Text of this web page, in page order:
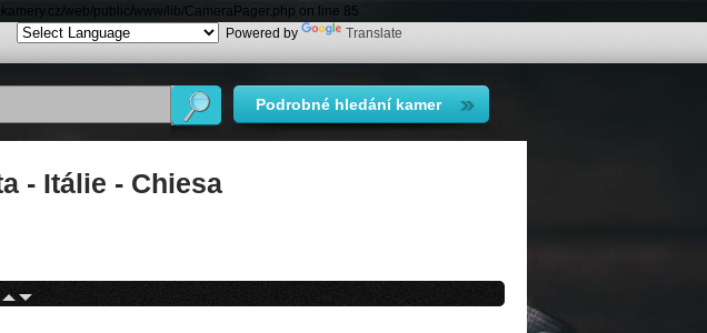
web/public/www/lib/CameraPager.php on line 85
Powered by Translate
Podrobné hledání kamer
- Itálie - Chiesa